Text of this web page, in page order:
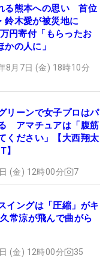
る熊本への思い 首位
鈴木愛が被災地に
円寄付「もらったお
かの人に」
8月7日 (金) 18時10分
リーンで女子プロはパ
アマチュアは「腹筋
ください」【大西翔太
】
(金) 12時00分 7
イングは「圧縮」がキ
常涼が飛んで曲がら
(金) 12時00分 35